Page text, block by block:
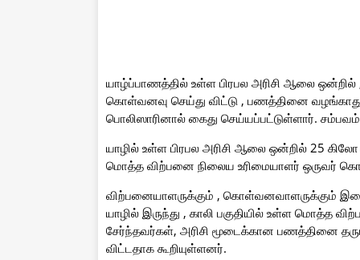
யாழ்ப்பாணத்தில் உள்ள பிரபல அரிசி ஆலை ஒன்றில்
கொள்வனவு செய்து விட்டு , பணத்தினை வழங்காது
பொலிஸாரினால் கைது செய்யப்பட்டுள்ளார்.
யாழில் உள்ள பிரபல அரிசி ஆலை ஒன்றில் 25
மொத்த விற்பனை நிலைய உரிமையாளர் ஒருவர்
விற்பனையாளருக்கும் , கொள்வனவாளருக்கும்
யாழில் இருந்து , காலி பகுதியில் உள்ள மொத்த
சேர்ந்தவர்கள், அரிசி மூடைக்கான பணத்தினை
விட்டதாக கூறியுள்ளனர்.